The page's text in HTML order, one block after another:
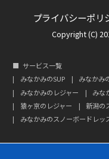
プライバシーポリ
Copyright (C)
サービス一覧
みなかみのSUP
みなかみ
みなかみのレジャー
みな
猿ヶ京のレジャー
新潟の
みなかみのスノーボードレッ